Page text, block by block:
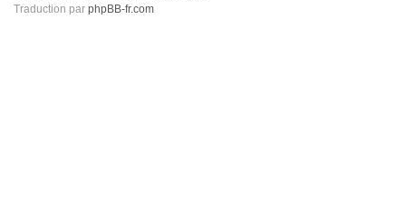
Traduction par phpBB-fr.com